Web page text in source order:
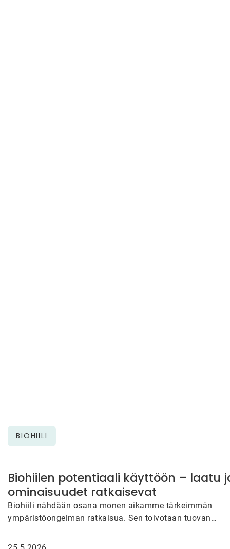
BIOHIILI
Biohiilen potentiaali käyttöön – laatu
ominaisuudet ratkaisevat
Biohiili nähdään osana monen aikamme tärkeimmän
ympäristöongelman ratkaisua. Sen toivotaan tuovan
urbaaniin hiilensidontaan ja puhtaan…